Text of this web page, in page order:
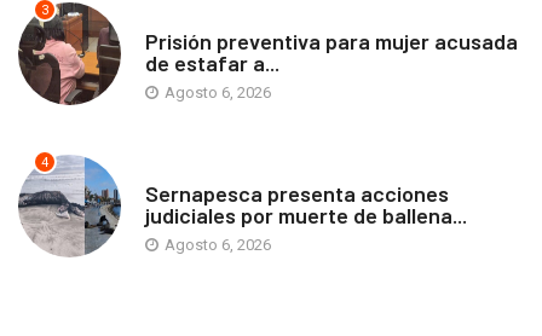
3
Prisión preventiva para mujer acusada
de estafar a...
Agosto 6, 2026
4
Sernapesca presenta acciones
judiciales por muerte de ballena...
Agosto 6, 2026